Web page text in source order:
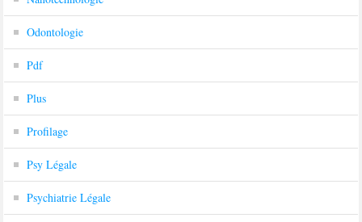
Odontologie
Pdf
Plus
Profilage
Psy Légale
Psychiatrie Légale